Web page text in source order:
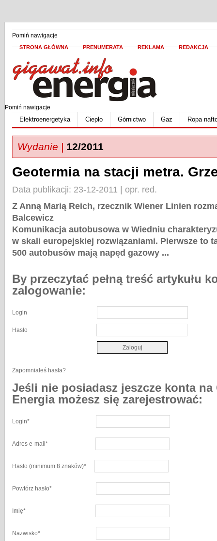
Pomiń nawigacje
STRONA GŁÓWNA PRENUMERATA REKLAMA REDAKCJA
Pomiń nawigacje
Elektroenergetyka Ciepło Górnictwo Gaz Ropa
Wydanie | 12/2011
Geotermia na stacji metra.
Data publikacji: 23-12-2011 | opr. red.
Z Anną Marią Reich, rzecznik Wiener Linien
Balcewicz
Komunikacja autobusowa w Wiedniu
w skali europejskiej rozwiązaniami. Pierwsze to
500 autobusów mają napęd gazowy ...
By przeczytać pełną treść artykułu
zalogowanie:
Login
Hasło
Zapomniałeś hasła?
Jeśli nie posiadasz jeszcze konta na
Energia możesz się zarejestrować:
Login*
Adres e-mail *
Hasło (minimum 8 znaków)*
Powtórz hasło*
Imię*
Nazwisko*